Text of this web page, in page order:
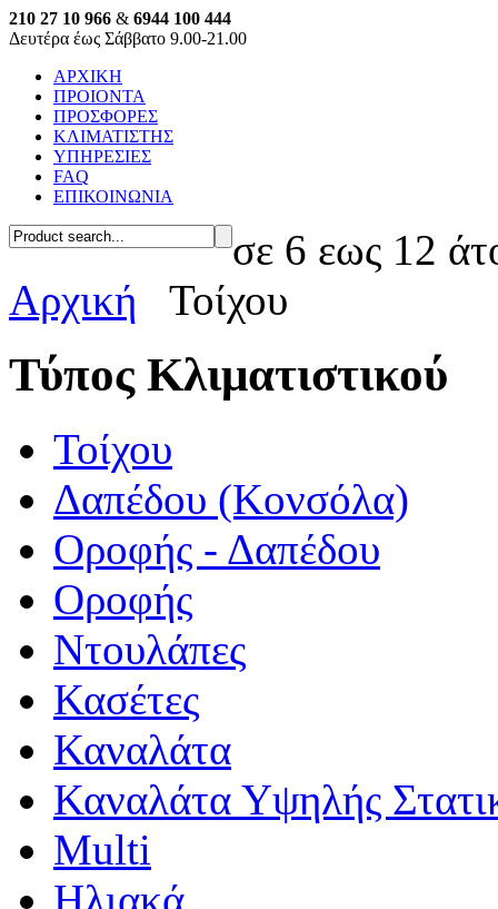
210 27 10 966 & 6944 100 444
Δευτέρα έως Σάββατο 9.00-21.00
ΑΡΧΙΚΗ
ΠΡΟΙΟΝΤΑ
ΠΡΟΣΦΟΡΕΣ
ΚΛΙΜΑΤΙΣΤΗΣ
ΥΠΗΡΕΣΙΕΣ
FAQ
ΕΠΙΚΟΙΝΩΝΙΑ
σε 6 εως 12
Αρχική
Τοίχου
Τύπος Κλιματιστικού
Τοίχου
Δαπέδου (Κονσόλα)
Οροφής - Δαπέδου
Οροφής
Ντουλάπες
Κασέτες
Καναλάτα
Καναλάτα Υψηλής
Multi
Ηλιακά